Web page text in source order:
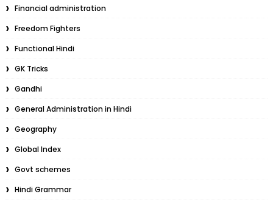
Financial administration
Freedom Fighters
Functional Hindi
GK Tricks
Gandhi
General Administration in Hindi
Geography
Global Index
Govt schemes
Hindi Grammar